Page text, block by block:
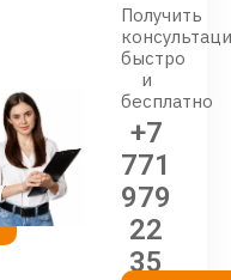
Получить
быстро
и
бесплатно
+7
771
979
22
35